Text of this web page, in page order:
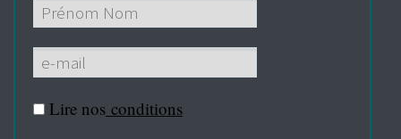
Lire nos conditions